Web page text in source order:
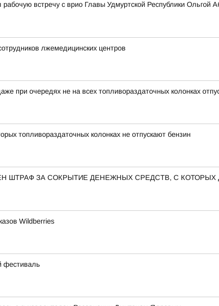
встречу с врио Главы Удмуртской Республики Ольгой
лжемедицинских центров
при очередях не на всех топливораздаточных колонках
топливораздаточных колонках не отпускают бензин
ШТРАФ ЗА СОКРЫТИЕ ДЕНЕЖНЫХ СРЕДСТВ, С
Wildberries
фестиваль